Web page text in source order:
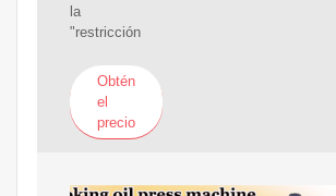
la
"restricción
Obtén
el
precio